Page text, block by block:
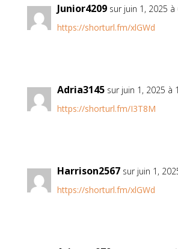
Junior4209 sur juin 1, 2025 à
https://shorturl.fm/xlGWd
Adria3145 sur juin 1, 2025 à
https://shorturl.fm/I3T8M
Harrison2567 sur juin 1,
https://shorturl.fm/xlGWd